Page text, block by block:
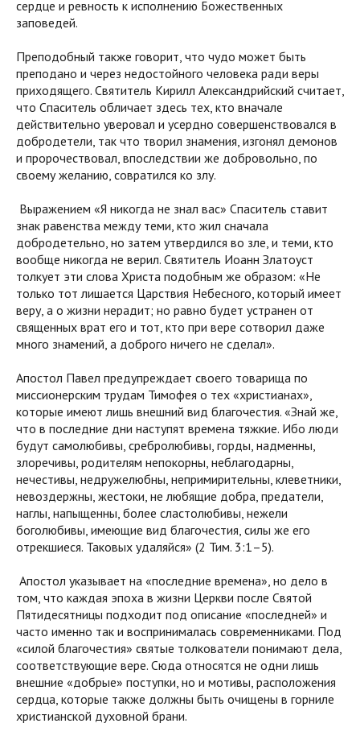
сердце и ревность к исполнению Божественных
заповедей.
Преподобный также говорит, что чудо может быть
преподано и через недостойного человека ради веры
приходящего. Святитель Кирилл Александрийский считает,
что Спаситель обличает здесь тех, кто вначале
действительно уверовал и усердно совершенствовался в
добродетели, так что творил знамения, изгонял демонов
и пророчествовал, впоследствии же добровольно, по
своему желанию, совратился ко злу.
Выражением «Я никогда не знал вас» Спаситель ставит
знак равенства между теми, кто жил сначала
добродетельно, но затем утвердился во зле, и теми, кто
вообще никогда не верил. Святитель Иоанн Златоуст
толкует эти слова Христа подобным же образом: «Не
только тот лишается Царствия Небесного, который имеет
веру, а о жизни нерадит; но равно будет устранен от
священных врат его и тот, кто при вере сотворил даже
много знамений, а доброго ничего не сделал».
Апостол Павел предупреждает своего товарища по
миссионерским трудам Тимофея о тех «христианах»,
которые имеют лишь внешний вид благочестия. «Знай же,
что в последние дни наступят времена тяжкие. Ибо люди
будут самолюбивы, сребролюбивы, горды, надменны,
злоречивы, родителям непокорны, неблагодарны,
нечестивы, недружелюбны, непримирительны, клеветники,
невоздержны, жестоки, не любящие добра, предатели,
наглы, напыщенны, более сластолюбивы, нежели
боголюбивы, имеющие вид благочестия, силы же его
отрекшиеся. Таковых удаляйся» (2 Тим. 3:1–5).
Апостол указывает на «последние времена», но дело в
том, что каждая эпоха в жизни Церкви после Святой
Пятидесятницы подходит под описание «последней» и
часто именно так и воспринималась современниками. Под
«силой благочестия» святые толкователи понимают дела,
соответствующие вере. Сюда относятся не одни лишь
внешние «добрые» поступки, но и мотивы, расположения
сердца, которые также должны быть очищены в горниле
христианской духовной брани.